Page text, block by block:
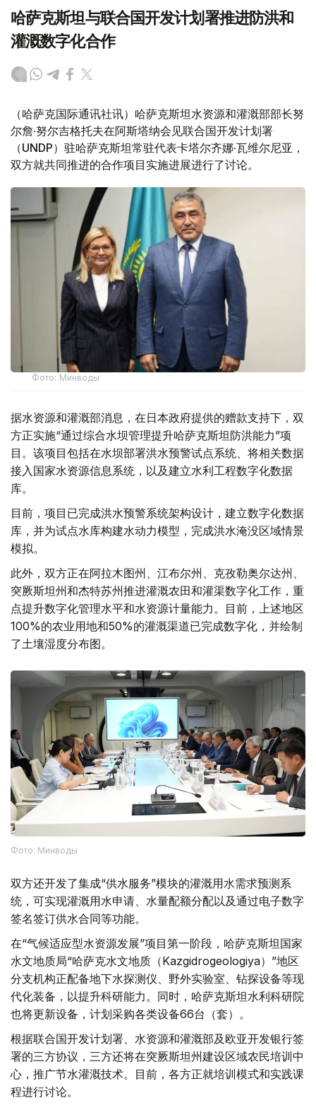
哈萨克斯坦与联合国开发计划署推进防洪和
灌溉数字化合作
（哈萨克国际通讯社讯）哈萨克斯坦水资源和灌溉部部长努
尔詹·努尔吉格托夫在阿斯塔纳会见联合国开发计划署
（UNDP）驻哈萨克斯坦常驻代表卡塔尔齐娜·瓦维尔尼亚，
双方就共同推进的合作项目实施进展进行了讨论。
Фото: Минводы
据水资源和灌溉部消息，在日本政府提供的赠款支持下，双
方正实施“通过综合水坝管理提升哈萨克斯坦防洪能力”项
目。该项目包括在水坝部署洪水预警试点系统、将相关数据
接入国家水资源信息系统，以及建立水利工程数字化数据
库。
目前，项目已完成洪水预警系统架构设计，建立数字化数据
库，并为试点水库构建水动力模型，完成洪水淹没区域情景
模拟。
此外，双方正在阿拉木图州、江布尔州、克孜勒奥尔达州、
突厥斯坦州和杰特苏州推进灌溉农田和灌渠数字化工作，重
点提升数字化管理水平和水资源计量能力。目前，上述地区
100%的农业用地和50%的灌溉渠道已完成数字化，并绘制
了土壤湿度分布图。
Фото: Минводы
双方还开发了集成“供水服务”模块的灌溉用水需求预测系
统，可实现灌溉用水申请、水量配额分配以及通过电子数字
签名签订供水合同等功能。
在“气候适应型水资源发展”项目第一阶段，哈萨克斯坦国家
水文地质局“哈萨克水文地质（Kazgidrogeologiya）”地区
分支机构正配备地下水探测仪、野外实验室、钻探设备等现
代化装备，以提升科研能力。同时，哈萨克斯坦水利科研院
也将更新设备，计划采购各类设备66台（套）。
根据联合国开发计划署、水资源和灌溉部及欧亚开发银行签
署的三方协议，三方还将在突厥斯坦州建设区域农民培训中
心，推广节水灌溉技术。目前，各方正就培训模式和实践课
程进行讨论。